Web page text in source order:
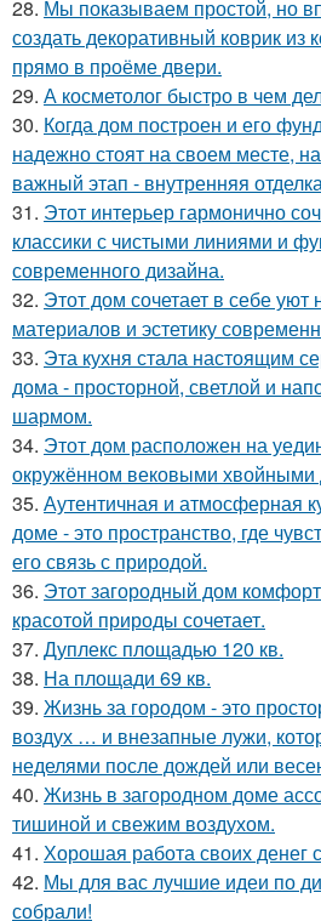
28. Мы показываем простой, но
создать декоративный коврик из
прямо в проёме двери.
29. А косметолог быстро в чем
30. Когда дом построен и его
надежно стоят на своем месте,
важный этап - внутренняя
31. Этот интерьер гармонично
классики с чистыми линиями и
современного дизайна.
32. Этот дом сочетает в себе уют
материалов и эстетику
33. Эта кухня стала настоящим
дома - просторной, светлой и
шармом.
34. Этот дом расположен на
окружённом вековыми хвойными
35. Аутентичная и атмосферная
доме - это пространство, где
его связь с природой.
36. Этот загородный дом
красотой природы сочетает.
37. Дуплекс площадью 120 кв.
38. На площади 69 кв.
39. Жизнь за городом - это
воздух … и внезапные лужи,
неделями после дождей или
40. Жизнь в загородном доме
тишиной и свежим воздухом.
41. Хорошая работа своих денег
42. Мы для вас лучшие идеи по
собрали!